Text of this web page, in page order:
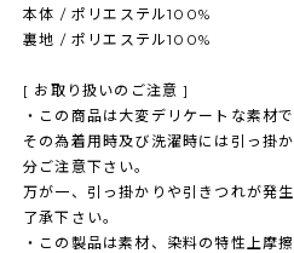
本体 / ポリエステル100%
裏地 / ポリエステル100%
[ お取り扱いのご注意 ]
・この商品は大変デリケートな素材
その為着用時及び洗濯時には引っ掛
分ご注意下さい。
万が一、引っ掛かりや引きつれが発
了承下さい。
・この製品は素材、染料の特性上摩